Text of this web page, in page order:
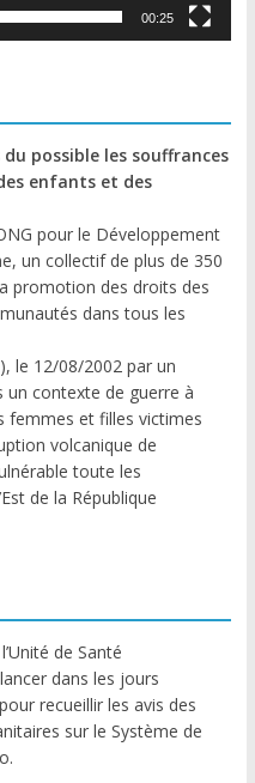
00:25
possible les souffrances
enfants et des
pour le Développement
un collectif de plus de 350
promotion des droits des
dans tous les
le 12/08/2002 par un
un contexte de guerre à
femmes et filles victimes
volcanique de
toute les
de la République
de Santé
dans les jours
recueillir les avis des
sur le Système de